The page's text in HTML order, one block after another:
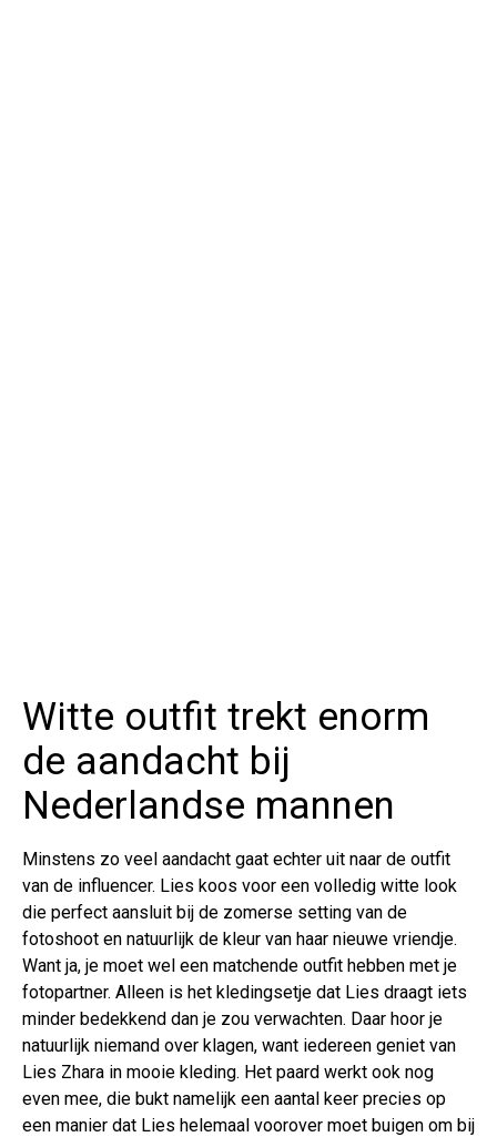
Witte outfit trekt enorm
de aandacht bij
Nederlandse mannen
Minstens zo veel aandacht gaat echter uit naar de outfit
van de influencer. Lies koos voor een volledig witte look
die perfect aansluit bij de zomerse setting van de
fotoshoot en natuurlijk de kleur van haar nieuwe vriendje.
Want ja, je moet wel een matchende outfit hebben met je
fotopartner. Alleen is het kledingsetje dat Lies draagt iets
minder bedekkend dan je zou verwachten. Daar hoor je
natuurlijk niemand over klagen, want iedereen geniet van
Lies Zhara in mooie kleding. Het paard werkt ook nog
even mee, die bukt namelijk een aantal keer precies op
een manier dat Lies helemaal voorover moet buigen om bij